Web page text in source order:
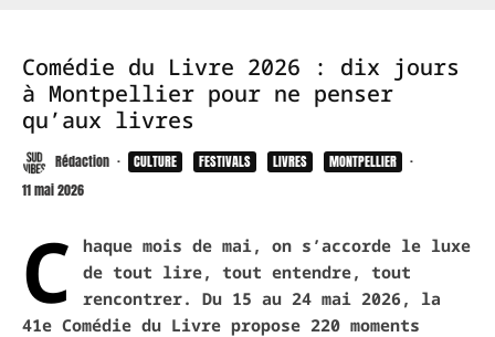
Comédie du Livre 2026 : dix jours
à Montpellier pour ne penser
qu’aux livres
Rédaction · CULTURE FESTIVALS LIVRES MONTPELLIER
·
11 mai 2026
C
haque mois de mai, on s’accorde le luxe
de tout lire, tout entendre, tout
rencontrer. Du 15 au 24 mai 2026, la
41e Comédie du Livre propose 220 moments